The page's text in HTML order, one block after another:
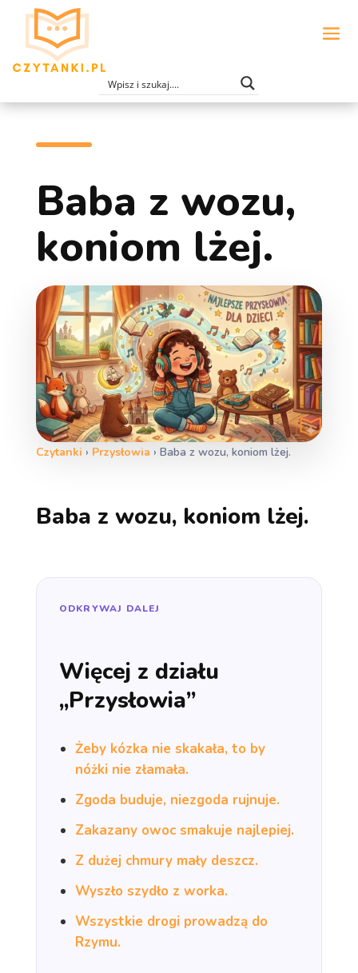
Baba z wozu,
koniom lżej.
Czytanki › Przysłowia › Baba z wozu, koniom lżej.
Baba z wozu, koniom lżej.
ODKRYWAJ DALEJ
Więcej z działu
„Przysłowia”
Żeby kózka nie skakała, to by
nóżki nie złamała.
Zgoda buduje, niezgoda rujnuje.
Zakazany owoc smakuje najlepiej.
Z dużej chmury mały deszcz.
Wyszło szydło z worka.
Wszystkie drogi prowadzą do
Rzymu.